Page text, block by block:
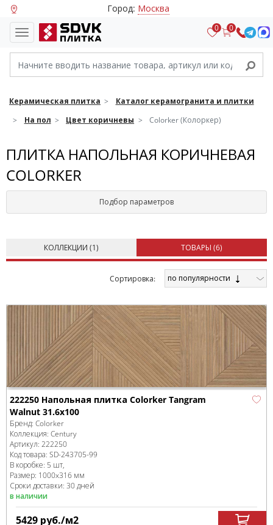
Город: Москва
0 0
Керамическая плитка
Каталог керамогранита и плитки
На пол
Цвет коричневы Colorker (Колоркер)
ПЛИТКА НАПОЛЬНАЯ КОРИЧНЕВАЯ
COLORKER
Подбор параметров
КОЛЛЕКЦИИ (1) ТОВАРЫ (6)
Cортировка: по популярности
222250 Напольная плитка Colorker Tangram
Walnut 31.6x100
Бренд: Colorker
Коллекция: Century
Артикул: 222250
Код товара: SD-243705-99
В коробке: 5 шт,
Размер: 1000x316 мм
Сроки доставки: 30 дней
в наличии
5429 руб./м2